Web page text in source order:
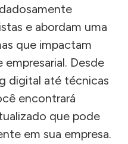
e abordam uma
que impactam
Desde
digital até técnicas
encontrará
que pode
em sua empresa.